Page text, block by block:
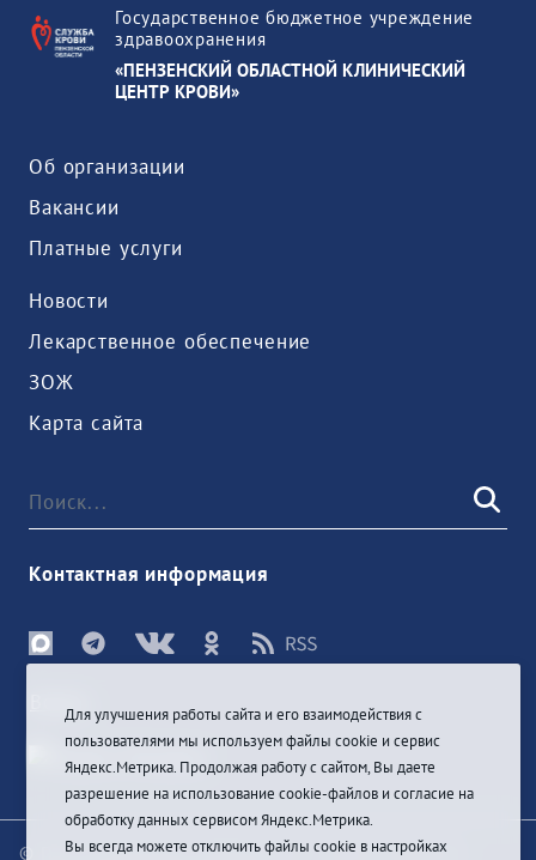
Государственное бюджетное учреждение
здравоохранения
«ПЕНЗЕНСКИЙ ОБЛАСТНОЙ КЛИНИЧЕСКИЙ
ЦЕНТР КРОВИ»
Об организации
Вакансии
Платные услуги
Новости
Лекарственное обеспечение
ЗОЖ
Карта сайта
Контактная информация
Войти
© При цитировании информации с сайта ссылка на
Для улучшения работы сайта и его взаимодействия с
пользователями мы используем файлы cookie и сервис
Яндекс.Метрика. Продолжая работу с сайтом, Вы даете
разрешение на использование cookie-файлов и согласие на
обработку данных сервисом Яндекс.Метрика.
Вы всегда можете отключить файлы cookie в настройках